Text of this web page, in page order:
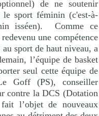
de ne soutenir
sport féminin (c'est-à-
isséen).
Comme ce
une compétence
sport de haut niveau, a
l’équipe de basket
seul cette équipe de
Goff (PS), conseiller
contre la DCS (Dotation
l’objet de nouveaux